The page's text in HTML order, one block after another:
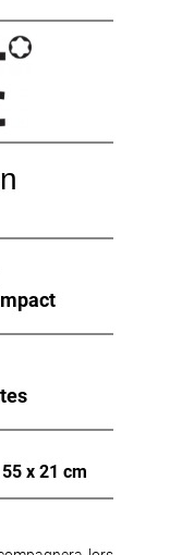
x 21 cm